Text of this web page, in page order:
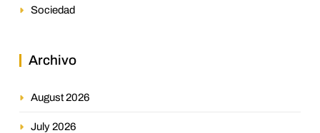
Sociedad
Archivo
August 2026
July 2026